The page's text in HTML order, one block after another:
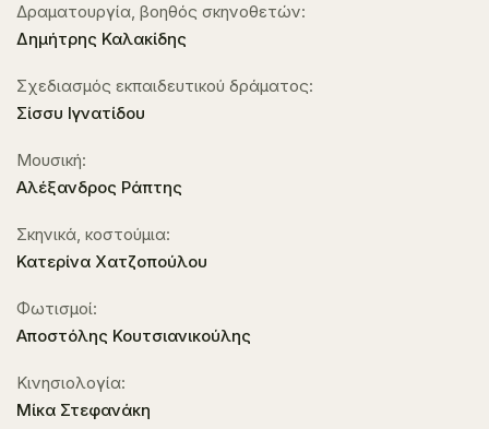
Δραματουργία, βοηθός σκηνοθετών:
Δημήτρης Καλακίδης
Σχεδιασμός εκπαιδευτικού δράματος:
Σίσσυ Ιγνατίδου
Μουσική:
Αλέξανδρος Ράπτης
Σκηνικά, κοστούμια:
Κατερίνα Χατζοπούλου
Φωτισμοί:
Αποστόλης Κουτσιανικούλης
Κινησιολογία:
Μίκα Στεφανάκη